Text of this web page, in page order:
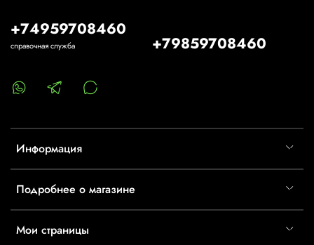
Информация
Подробнее о магазине
Мои страницы
+74959708460
справочная служба +79859708460